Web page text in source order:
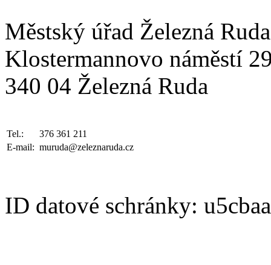
Městský úřad Železná Ruda
Klostermannovo náměstí
340 04 Železná Ruda
Tel.:
376 361 211
E-mail: muruda@zeleznaruda.cz
ID datové schránky: